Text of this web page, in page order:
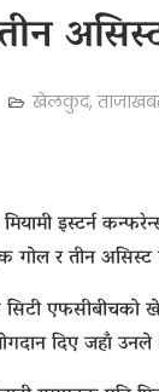
खेलकुद,
इस्टर्न
र तीन असिस्ट
सिटी
दिए जहाँ